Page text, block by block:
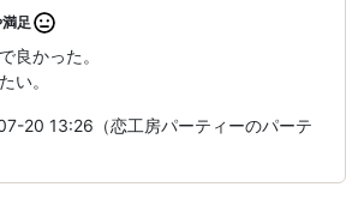
足
良かった。
い。
20 13:26（恋工房パーティーのパーテ